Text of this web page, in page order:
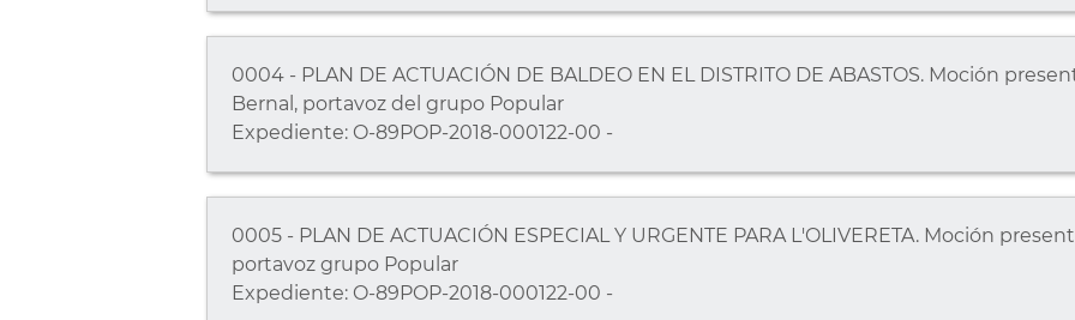
0004 - PLAN DE ACTUACIÓN DE BALDEO EN EL DISTRITO DE ABASTOS. Moción
Bernal, portavoz del grupo Popular
Expediente: O-89POP-2018-000122-00 -
0005 - PLAN DE ACTUACIÓN ESPECIAL Y URGENTE PARA L'OLIVERETA. Moción
portavoz grupo Popular
Expediente: O-89POP-2018-000122-00 -